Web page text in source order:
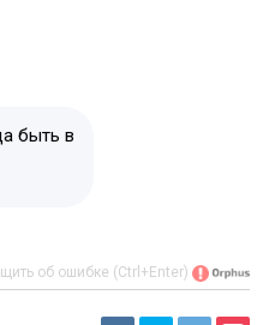
быть в
об ошибке (Ctrl+Enter)